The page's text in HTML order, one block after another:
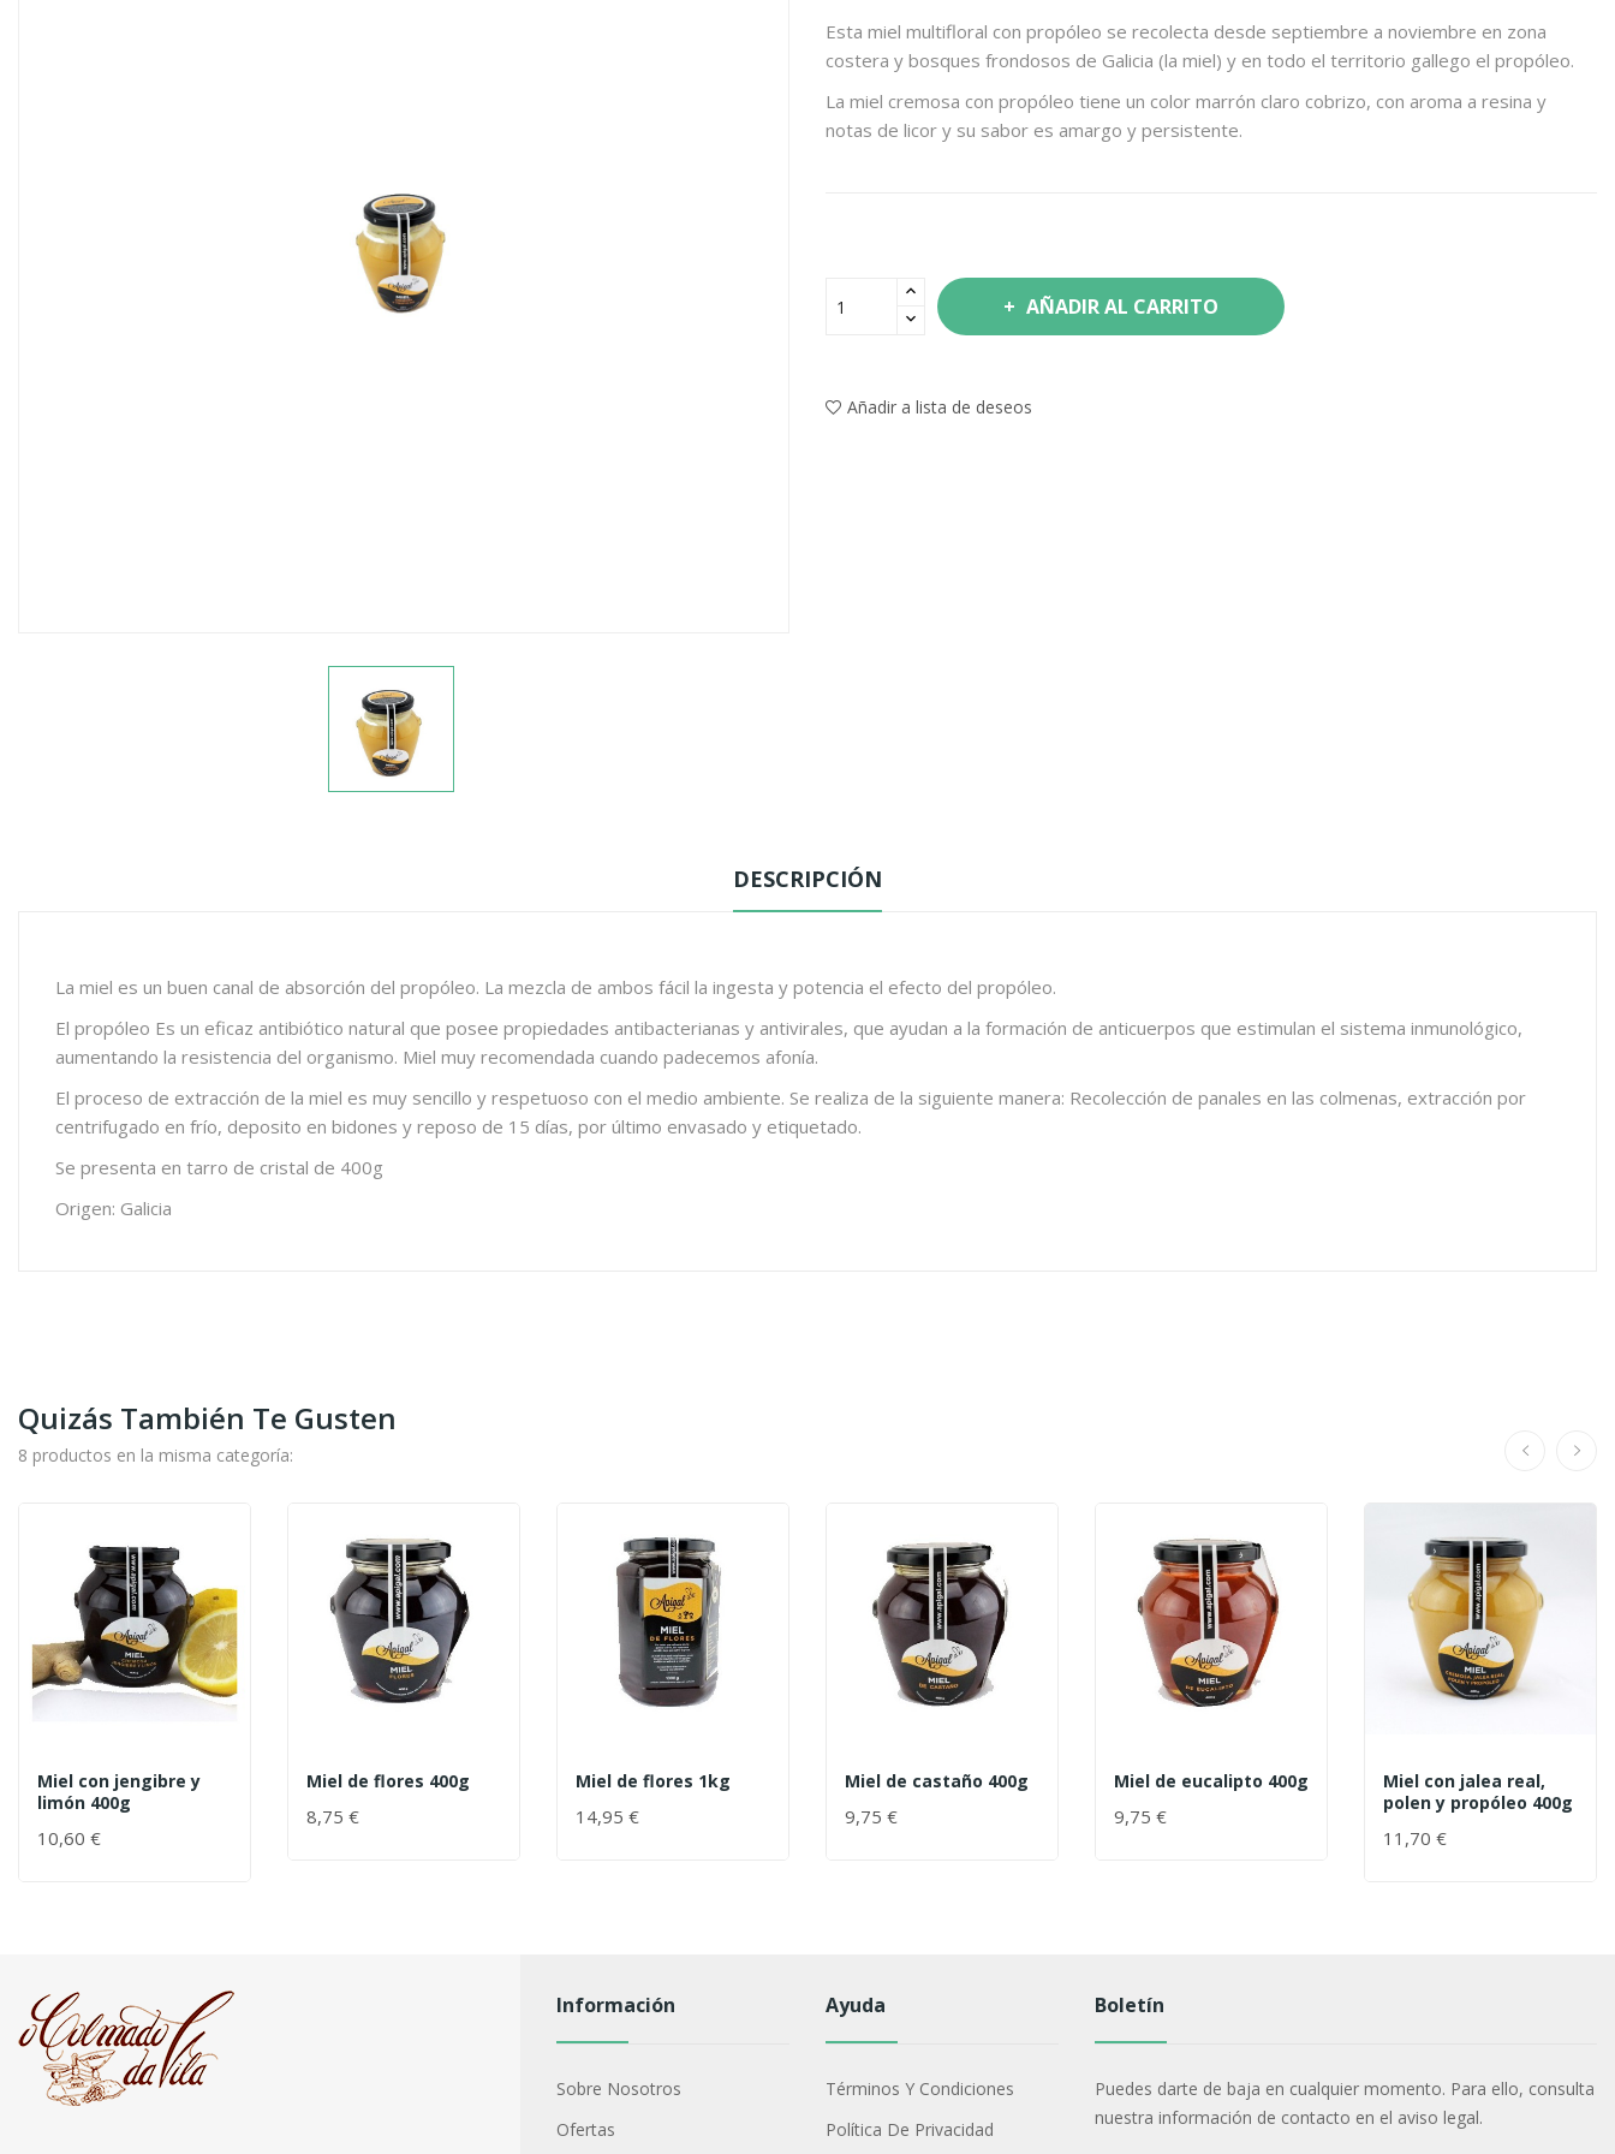
Esta miel multifloral con propóleo se recolecta desde septiembre a noviembre en zona
costera y bosques frondosos de Galicia (la miel) y en todo el territorio gallego el propóleo.
La miel cremosa con propóleo tiene un color marrón claro cobrizo, con aroma a resina y
notas de licor y su sabor es amargo y persistente.
AÑADIR AL CARRITO
Añadir a lista de deseos
DESCRIPCIÓN
La miel es un buen canal de absorción del propóleo. La mezcla de ambos fácil la ingesta y potencia el efecto del propóleo.
El propóleo Es un eficaz antibiótico natural que posee propiedades antibacterianas y antivirales, que ayudan a la formación de anticuerpos que estimulan el sistema inmunológico,
aumentando la resistencia del organismo. Miel muy recomendada cuando padecemos afonía.
El proceso de extracción de la miel es muy sencillo y respetuoso con el medio ambiente. Se realiza de la siguiente manera: Recolección de panales en las colmenas, extracción por
centrifugado en frío, deposito en bidones y reposo de 15 días, por último envasado y etiquetado.
Se presenta en tarro de cristal de 400g
Origen: Galicia
Quizás También Te Gusten
8 productos en la misma categoría:
Miel con jengibre y
limón 400g
10,60 €
Miel de flores 400g
8,75 €
Miel de flores 1kg
14,95 €
Miel de castaño 400g
9,75 €
Miel de eucalipto 400g
9,75 €
Miel con jalea real,
polen y propóleo 400g
11,70 €
Información
Sobre Nosotros
Ofertas
Ayuda
Términos Y Condiciones
Política De Privacidad
Boletín
Puedes darte de baja en cualquier momento. Para ello, consulta
nuestra información de contacto en el aviso legal.